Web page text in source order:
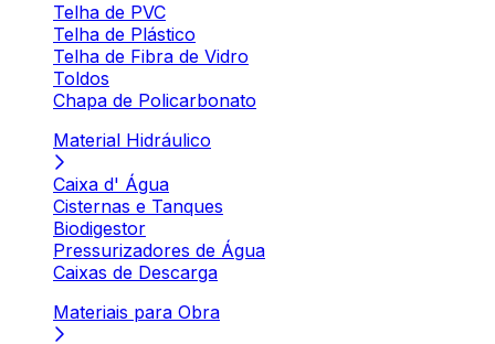
Telha de PVC
Telha de Plástico
Telha de Fibra de Vidro
Toldos
Chapa de Policarbonato
Material Hidráulico
Caixa d' Água
Cisternas e Tanques
Biodigestor
Pressurizadores de Água
Caixas de Descarga
Materiais para Obra